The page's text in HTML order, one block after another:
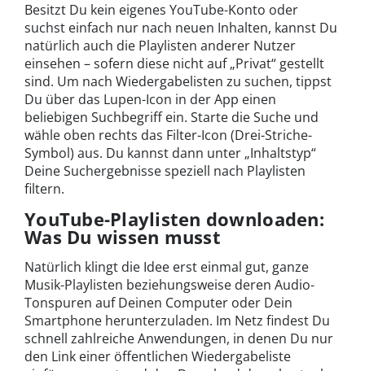
Besitzt Du kein eigenes YouTube-Konto oder
suchst einfach nur nach neuen Inhalten, kannst Du
natürlich auch die Playlisten anderer Nutzer
einsehen – sofern diese nicht auf „Privat“ gestellt
sind. Um nach Wiedergabelisten zu suchen, tippst
Du über das Lupen-Icon in der App einen
beliebigen Suchbegriff ein. Starte die Suche und
wähle oben rechts das Filter-Icon (Drei-Striche-
Symbol) aus. Du kannst dann unter „Inhaltstyp“
Deine Suchergebnisse speziell nach Playlisten
filtern.
YouTube-Playlisten downloaden:
Was Du wissen musst
Natürlich klingt die Idee erst einmal gut, ganze
Musik-Playlisten beziehungsweise deren Audio-
Tonspuren auf Deinen Computer oder Dein
Smartphone herunterzuladen. Im Netz findest Du
schnell zahlreiche Anwendungen, in denen Du nur
den Link einer öffentlichen Wiedergabeliste